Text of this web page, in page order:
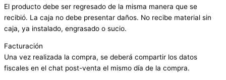
El producto debe ser regresado de la misma manera que se
recibió. La caja no debe presentar daños. No recibe material sin
caja, ya instalado, engrasado o sucio.
Facturación
Una vez realizada la compra, se deberá compartir los datos
fiscales en el chat post-venta el mismo día de la compra.